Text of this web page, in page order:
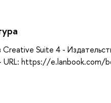
Suite 4 -
https://e.lanbook.com/